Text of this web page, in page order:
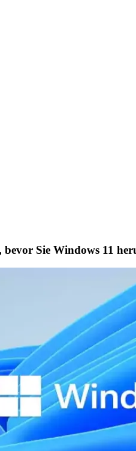
bevor Sie Windows 11